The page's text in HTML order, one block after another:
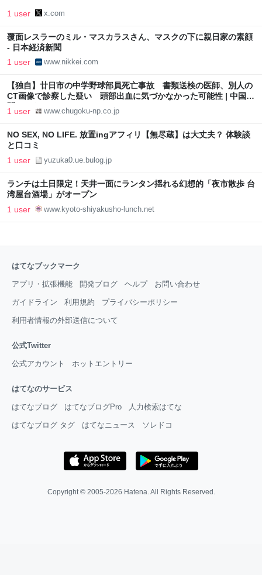
1 user x.com
覆面レスラーのミル・マスカラスさん、マスクの下に親日家の素顔
- 日本経済新聞
1 user www.nikkei.com
【独自】廿日市の中学野球部員死亡事故 書類送検の医師、別人の
CT画像で診察した疑い 頭部出血に気づかなかった可能性 | 中国新
聞デジタル
1 user www.chugoku-np.co.jp
NO SEX, NO LIFE. 放置ingアフィリ【無尽蔵】は大丈夫？ 体験談
と口コミ
1 user yuzuka0.ue.bulog.jp
ランチは土日限定！天井一面にランタン揺れる幻想的「夜市散歩 台
湾屋台酒場」がオープン
1 user www.kyoto-shiyakusho-lunch.net
はてなブックマーク
アプリ・拡張機能 開発ブログ ヘルプ お問い合わせ
ガイドライン 利用規約 プライバシーポリシー
利用者情報の外部送信について
公式Twitter
公式アカウント ホットエントリー
はてなのサービス
はてなブログ はてなブログPro 人力検索はてな
はてなブログ タグ はてなニュース ソレドコ
Copyright © 2005-2026 Hatena . All Rights Reserved.